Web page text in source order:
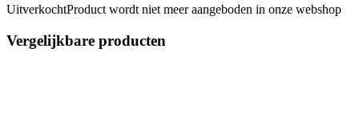
UitverkochtProduct wordt niet meer aangeboden in onze webshop
Vergelijkbare producten